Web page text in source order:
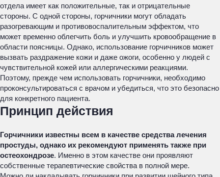
отдела имеет как положительные, так и отрицательные
стороны. С одной стороны, горчичники могут обладать
разогревающим и противовоспалительным эффектом, что
может временно облегчить боль и улучшить кровообращение в
области поясницы. Однако, использование горчичников может
вызвать раздражение кожи и даже ожоги, особенно у людей с
чувствительной кожей или аллергическими реакциями.
Поэтому, прежде чем использовать горчичники, необходимо
проконсультироваться с врачом и убедиться, что это безопасно
для конкретного пациента.
Принцип действия
Горчичники известны всем в качестве средства лечения
простуды, однако их рекомендуют применять также при
остеохондрозе. Именно в этом качестве они проявляют
собственные терапевтические свойства в полной мере.